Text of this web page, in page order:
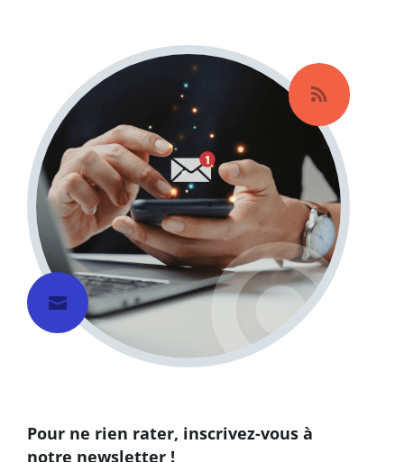


Pour ne rien rater, inscrivez-vous à
notre newsletter !